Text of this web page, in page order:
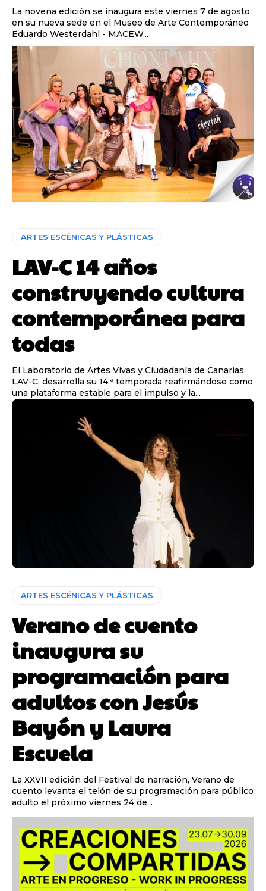
La novena edición se inaugura este viernes 7 de agosto
en su nueva sede en el Museo de Arte Contemporáneo
Eduardo Westerdahl - MACEW...
ARTES ESCÉNICAS Y PLÁSTICAS
LAV-C 14 años
construyendo cultura
contemporánea para
todas
El Laboratorio de Artes Vivas y Ciudadanía de Canarias,
LAV-C, desarrolla su 14.ª temporada reafirmándose como
una plataforma estable para el impulso y la...
ARTES ESCÉNICAS Y PLÁSTICAS
Verano de cuento
inaugura su
programación para
adultos con Jesús
Bayón y Laura
Escuela
La XXVII edición del Festival de narración, Verano de
cuento levanta el telón de su programación para público
adulto el próximo viernes 24 de...